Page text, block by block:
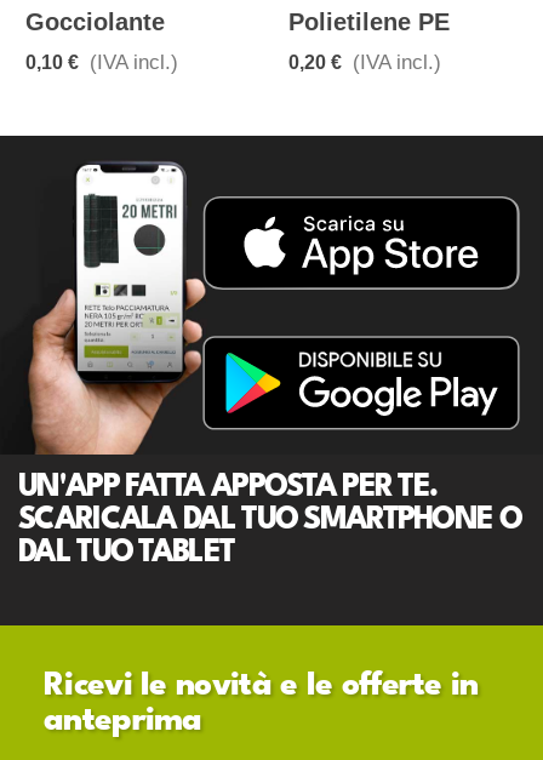
Gocciolante
0,10 € (IVA incl.)
Polietilene PE
0,20 € (IVA incl.)
UN'APP FATTA APPOSTA PER TE.
SCARICALA DAL TUO SMARTPHONE O
DAL TUO TABLET
Ricevi le novità e le offerte in
anteprima